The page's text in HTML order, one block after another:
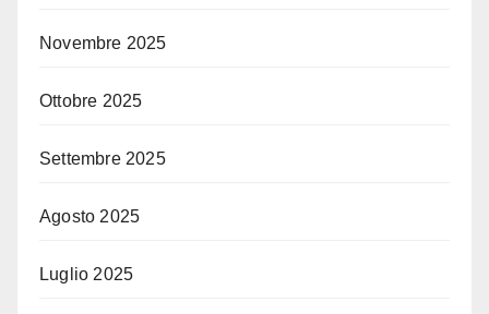
Novembre 2025
Ottobre 2025
Settembre 2025
Agosto 2025
Luglio 2025